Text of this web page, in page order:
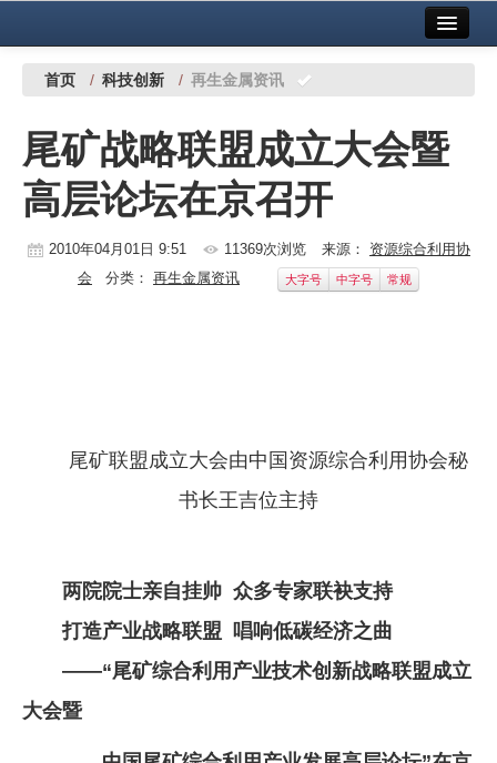
中国有色金属报社主办 广告服务
铜镍铅锌
铝
稀有稀土
行情报价
首页 / 科技创新 / 再生金属资讯
尾矿战略联盟成立大会暨
高层论坛在京召开
2010年04月01日 9:51 11369次浏览 来源： 资源综合利用协
会 分类： 再生金属资讯 大字号 中字号 常规
尾矿联盟成立大会由中国资源综合利用协会秘
书长王吉位主持
两院院士亲自挂帅 众多专家联袂支持
打造产业战略联盟 唱响低碳经济之曲
——“尾矿综合利用产业技术创新战略联盟成立
大会暨